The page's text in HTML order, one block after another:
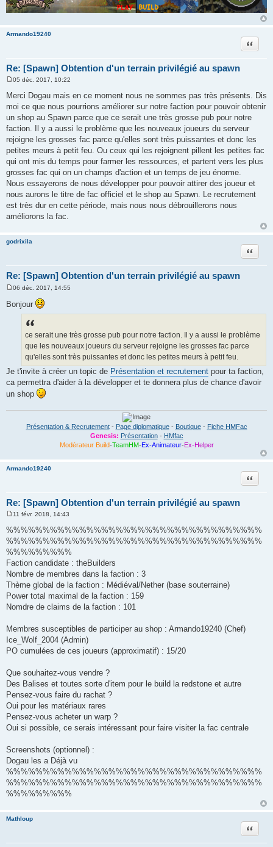
Armando19240
Re: [Spawn] Obtention d'un terrain privilégié au spawn
Citation
s
s
g
e
05 déc. 2017, 10:22
Merci Dogau mais en ce moment nous ne sommes pas très présents. Dis
moi ce que nous pourrions améliorer sur notre faction pour pouvoir obtenir
un shop au Spawn parce que ce serait une très grosse pub pour notre
faction. Il y a aussi le problème que les nouveaux joueurs du serveur
rejoigne les grosses fac parce qu'elles sont très puissantes et donc les
petites meurs à petit feu. Ou ceux qui les rejoignent pillent les petites fac
qui ont mis du temps pour farmer les ressources, et partent vers les plus
grosses fac qui on un champs d'action et un temps de jeu énorme.
Nous essayerons de nous développer pour pouvoir attirer des joueur et
nous aurons le titre de fac officiel et le shop au Spawn. Le recrutement
est très dur en cette période, mais nous nous débrouillerons nous
améliorons la fac.
godrixila
Re: [Spawn] Obtention d'un terrain privilégié au spawn
Citation
s
06 déc. 2017, 14:55
Bonjour
ce serait une très grosse pub pour notre faction. Il y a aussi le problème
que les nouveaux joueurs du serveur rejoigne les grosses fac parce
qu'elles sont très puissantes et donc les petites meurs à petit feu.
Je t'invite à créer un topic de Présentation et recrutement pour ta faction,
ca permettra d'aider à la développer et te donnera plus de chance d'avoir
un shop
Présentation & Recrutement- Page diplomatique- Boutique- Fiche HMFac
Genesis: Présentation- HMfac
Modérateur Build-TeamHM-Ex-Animateur-Ex-Helper
Armando19240
Re: [Spawn] Obtention d'un terrain privilégié au spawn
Citation
e
s
s
a
g
e
11 févr. 2018, 14:43
%%%%%%%%%%%%%%%%%%%%%%%%%%%%%%%%%%%
%%%%%%%%%%%%%%%%%%%%%%%%%%%%%%%%%%%
%%%%%%%%%
Faction candidate : theBuilders
Nombre de membres dans la faction : 3
Thème global de la faction : Médiéval/Nether (base souterraine)
Power total maximal de la faction : 159
Nomdre de claims de la faction : 101
Membres susceptibles de participer au shop : Armando19240 (Chef)
Ice_Wolf_2004 (Admin)
PO cumulées de ces joueurs (approximatif) : 15/20
Que souhaitez-vous vendre ?
Des Balises et toutes sorte d'item pour le build la redstone et autre
Pensez-vous faire du rachat ?
Oui pour les matériaux rares
Pensez-vous acheter un warp ?
Oui si possible, ce serais intéressant pour faire visiter la fac centrale
Screenshots (optionnel) :
Dogau les a Déjà vu
%%%%%%%%%%%%%%%%%%%%%%%%%%%%%%%%%%%
%%%%%%%%%%%%%%%%%%%%%%%%%%%%%%%%%%%
%%%%%%%%%
Mathloup
Citation